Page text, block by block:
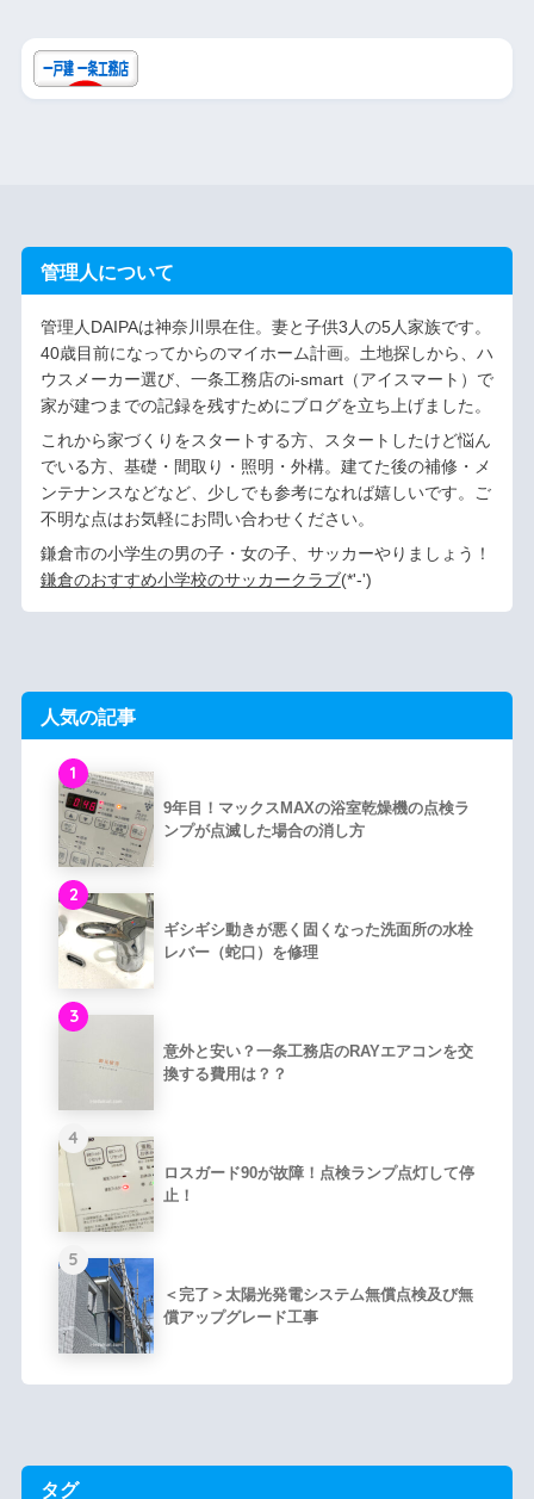
管理人について
管理人DAIPAは神奈川県在住。妻と子供3人の5人家族です。
40歳目前になってからのマイホーム計画。土地探しから、ハ
ウスメーカー選び、一条工務店のi-smart（アイスマート）で
家が建つまでの記録を残すためにブログを立ち上げました。
これから家づくりをスタートする方、スタートしたけど悩ん
でいる方、基礎・間取り・照明・外構。建てた後の補修・メ
ンテナンスなどなど、少しでも参考になれば嬉しいです。ご
不明な点はお気軽にお問い合わせください。
鎌倉市の小学生の男の子・女の子、サッカーやりましょう！
鎌倉のおすすめ小学校のサッカークラブ(*'-')ゞ
人気の記事
1
9年目！マックスMAXの浴室乾燥機の点検ラ
ンプが点滅した場合の消し方
2
ギシギシ動きが悪く固くなった洗面所の水栓
レバー（蛇口）を修理
3
意外と安い？一条工務店のRAYエアコンを交
換する費用は？？
4
ロスガード90が故障！点検ランプ点灯して停
止！
5
＜完了＞太陽光発電システム無償点検及び無
償アップグレード工事
タグ